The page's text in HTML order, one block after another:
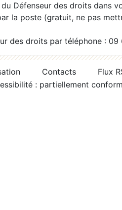
Défenseur des droits dans
la poste (gratuit, ne pas
des droits par téléphone :
Contacts
Flux
: partiellement